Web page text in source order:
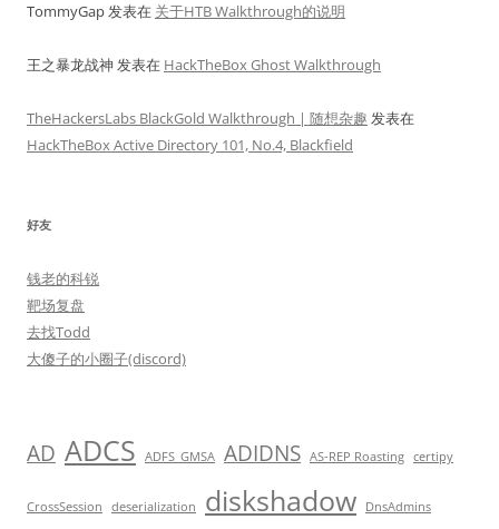
TommyGap发表在 关于HTB Walkthrough的说明
王之暴龙战神 发表在 HackTheBox Ghost Walkthrough
TheHackersLabs BlackGold Walkthrough | 随想杂趣 发表在
HackTheBox Active Directory 101, No.4, Blackfield
好友
钱老的科锐
靶场复盘
去找Todd
大傻子的小圈子(discord)
AD ADCS ADFS_GMSA ADIDNS AS-REP Roasting certipy
CrossSession deserialization diskshadow DnsAdmins